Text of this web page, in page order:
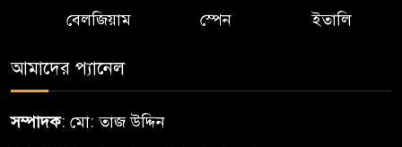
বেলজিয়াম
স্পেন ইতালি
আমাদের প্যানেল
সম্পাদক: মো: তাজ উদ্দিন